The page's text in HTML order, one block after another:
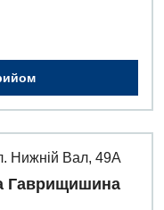
Нижній Вал, 49А
Гаврищишина